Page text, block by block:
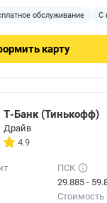
обслуживание С
карту
Т-Банк (Тинькофф)
Драйв
4.9
ПСК
29.885 -
Стоимость